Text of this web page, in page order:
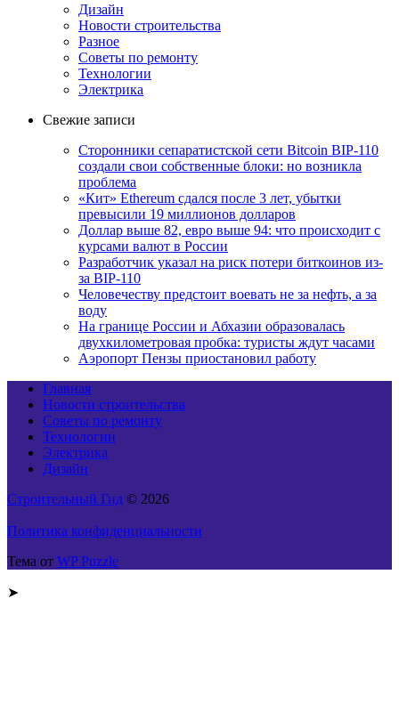
Дизайн
Новости строительства
Разное
Советы по ремонту
Технологии
Электрика
Свежие записи
Сторонники сепаратистской сети Bitcoin BIP-110
создали свои собственные блоки: но возникла
проблема
«Кит» Ethereum сдался после 3 лет, убытки
превысили 19 миллионов долларов
Доллар выше 82, евро выше 94: что происходит с
курсами валют в России
Разработчик указал на риск потери биткоинов из-
за BIP-110
Человечеству предстоит воевать не за нефть, а за
воду
На границе России и Абхазии образовалась
двухкилометровая пробка: туристы ждут часами
Аэропорт Пензы приостановил работу
Главная
Новости строительства
Советы по ремонту
Технологии
Электрика
Дизайн
Строительный Гид © 2026
Политика конфиденциальности
Тема от WP Puzzle
➤